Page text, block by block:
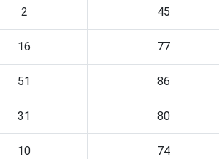
2 45
16 77
51 86
31 80
10 74